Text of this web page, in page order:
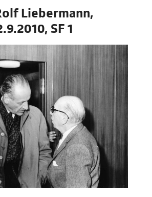
Liebermann,
SF 1